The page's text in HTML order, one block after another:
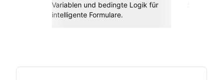
Variablen und bedingte Logik für
intelligente Formulare.